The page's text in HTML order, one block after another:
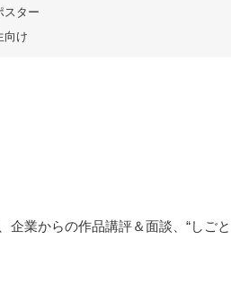
スター
向け
業からの作品講評＆面談、“しごと